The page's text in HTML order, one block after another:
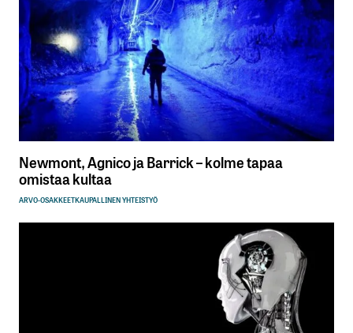
Newmont, Agnico ja Barrick – kolme tapaa
omistaa kultaa
ARVO-OSAKKEETKAUPALLINEN YHTEISTYÖ